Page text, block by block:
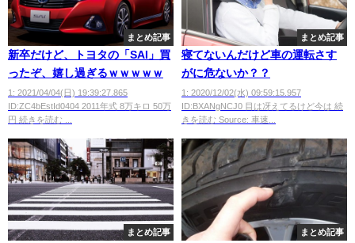
まとめ記事
新卒だけど、トヨタの「SAI」買
ったぞ、嬉し過ぎるｗｗｗｗｗ
1: 2021/04/04(日) 19:39:27.865
ID:ZC4bEstId0404 2011年式 8万キロ 50万
円 続きを読む ...
まとめ記事
寝てないんだけど車の運転さす
がに危ないか？？
1: 2020/12/02(水) 09:59:15.957
ID:BXANgNCJ0 目は冴えてるけど今は 続
きを読む Source: 車速...
まとめ記事 まとめ記事